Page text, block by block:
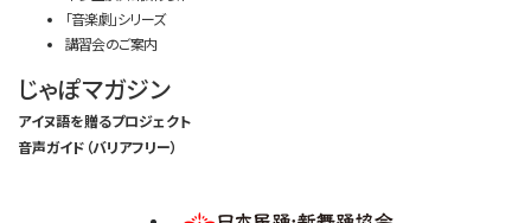
「音楽劇」シリーズ
講習会のご案内
じゃぽマガジン
アイヌ語を贈るプロジェクト
音声ガイド（バリアフリー）